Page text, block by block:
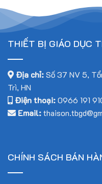
THIẾT BỊ GIÁO DỤC
Địa chỉ:Số 37 NV 5,
Trì, HN
Điện thoại:0966 191
Email:
CHÍNH SÁCH BÁN